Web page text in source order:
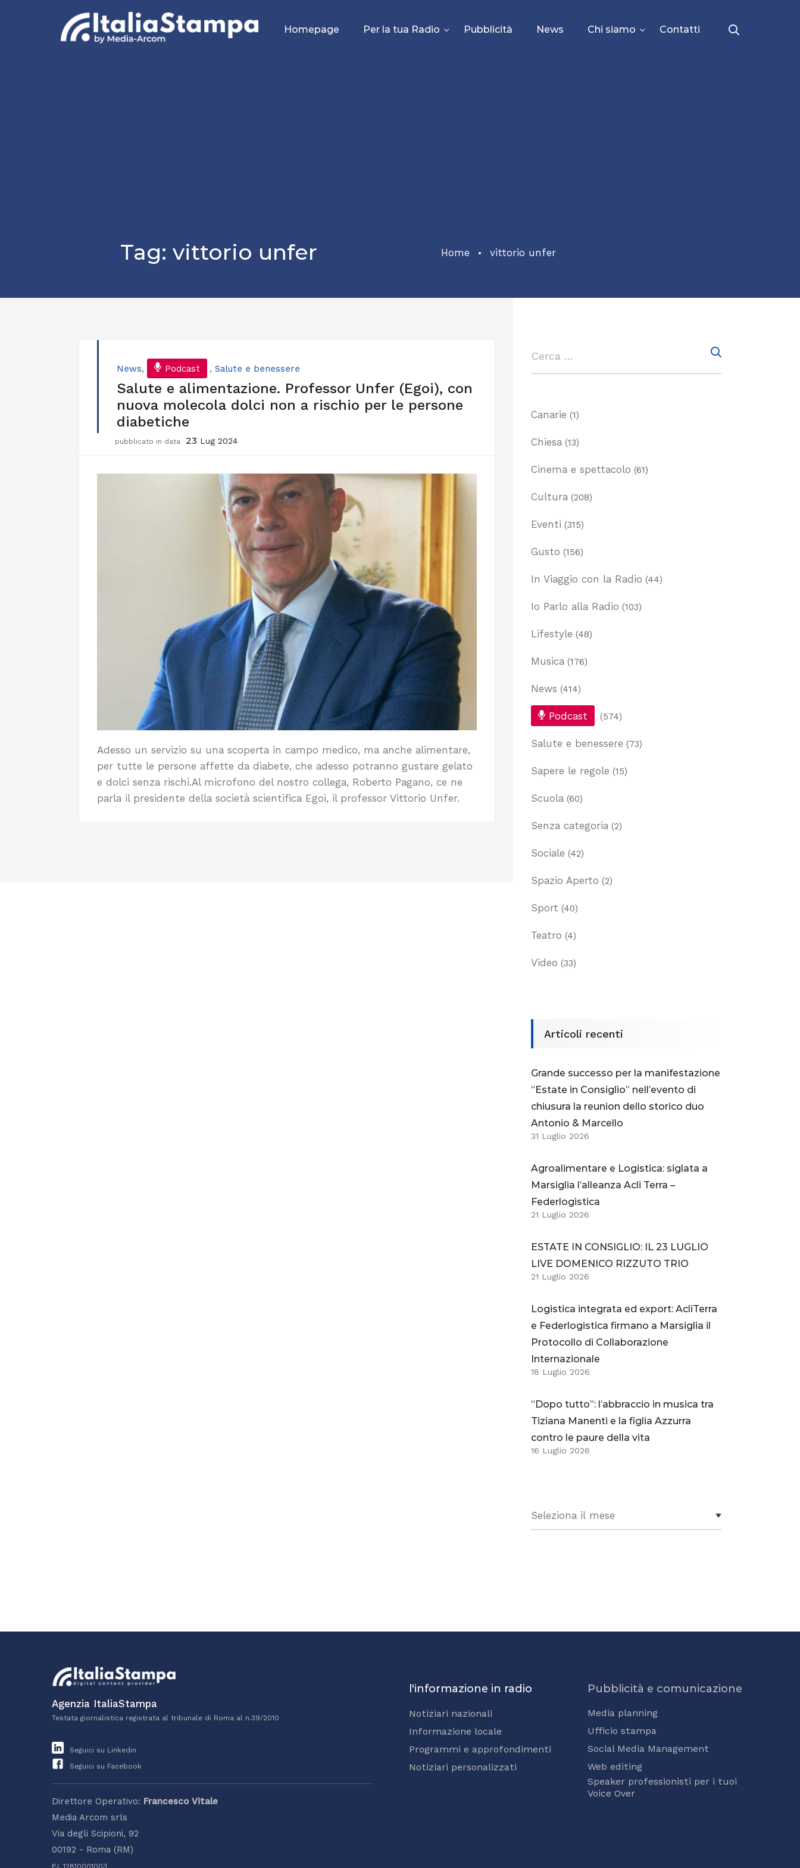
Homepage Per la tua Radio Pubblicità News Chi siamo Contatti
Tag: vittorio unfer Home vittorio unfer
News, Podcast , Salute e benessere
Salute e alimentazione. Professor Unfer (Egoi), con
nuova molecola dolci non a rischio per le persone
diabetiche
pubblicato in data 23 Lug 2024
Adesso un servizio su una scoperta in campo medico, ma anche alimentare,
per tutte le persone affette da diabete, che adesso potranno gustare gelato
e dolci senza rischi.Al microfono del nostro collega, Roberto Pagano, ce ne
parla il presidente della società scientifica Egoi, il professor Vittorio Unfer.
Canarie (1)
Chiesa (13)
Cinema e spettacolo (61)
Cultura (208)
Eventi (315)
Gusto (156)
In Viaggio con la Radio (44)
Io Parlo alla Radio (103)
Lifestyle (48)
Musica (176)
News (414)
Podcast (574)
Salute e benessere (73)
Sapere le regole (15)
Scuola (60)
Senza categoria (2)
Sociale (42)
Spazio Aperto (2)
Sport (40)
Teatro (4)
Video (33)
Articoli recenti
Grande successo per la manifestazione
“Estate in Consiglio” nell’evento di
chiusura la reunion dello storico duo
Antonio & Marcello
31 Luglio 2026
Agroalimentare e Logistica: siglata a
Marsiglia l’alleanza Acli Terra –
Federlogistica
21 Luglio 2026
ESTATE IN CONSIGLIO: IL 23 LUGLIO
LIVE DOMENICO RIZZUTO TRIO
21 Luglio 2026
Logistica integrata ed export: AcliTerra
e Federlogistica firmano a Marsiglia il
Protocollo di Collaborazione
Internazionale
18 Luglio 2026
“Dopo tutto”: l’abbraccio in musica tra
Tiziana Manenti e la figlia Azzurra
contro le paure della vita
16 Luglio 2026
Agenzia ItaliaStampa
Testata giornalistica registrata al tribunale di Roma al n.39/2010
Seguici su Linkedin
Seguici su Facebook
Direttore Operativo: Francesco Vitale
Media Arcom srls
Via degli Scipioni, 92
00192 - Roma (RM)
P.I. 12810001003
l'informazione in radio
Notiziari nazionali
Informazione locale
Programmi e approfondimenti
Notiziari personalizzati
Pubblicità e comunicazione
Media planning
Ufficio stampa
Social Media Management
Web editing
Speaker professionisti per i tuoi
Voice Over